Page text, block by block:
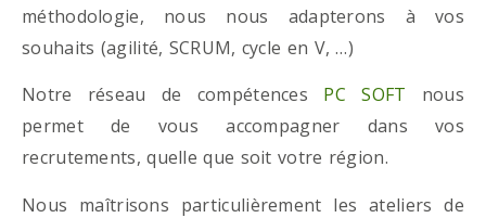
méthodologie, nous nous adapterons à vos
souhaits (agilité, SCRUM, cycle en V, …)
Notre réseau de compétences PC SOFT nous
permet de vous accompagner dans vos
recrutements, quelle que soit votre région.
Nous maîtrisons particulièrement les ateliers de